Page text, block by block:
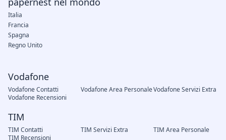
Vodafone
Vodafone Contatti Vodafone Area PersonaleVodafone Servizi Extra
Vodafone Recensioni
TIM
TIM Contatti TIM Servizi Extra
TIM Area Personale
TIM Recensioni
Italia
Francia
Spagna
Regno Unito